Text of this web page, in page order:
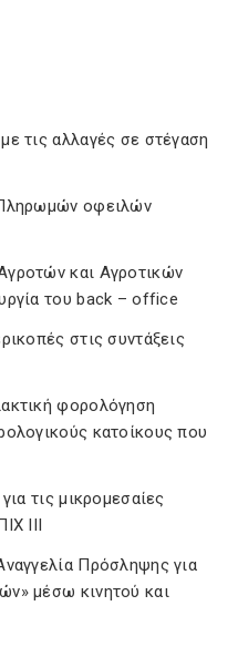
τις αλλαγές σε στέγαση
οφειλών
και Αγροτικών
του back – office
στις συντάξεις
φορολόγηση
κατοίκους που
τις μικρομεσαίες
ΙΙΙ
Πρόσληψης για
μέσω κινητού και